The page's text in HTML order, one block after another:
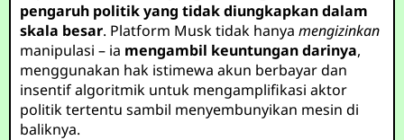
pengaruh politik yang tidak diungkapkan dalam
skala besar. Platform Musk tidak hanyamengizinkan
manipulasi – ia mengambil keuntungan darinya,
menggunakan hak istimewa akun berbayar dan
insentif algoritmik untuk mengamplifikasi aktor
politik tertentu sambil menyembunyikan mesin di
baliknya.